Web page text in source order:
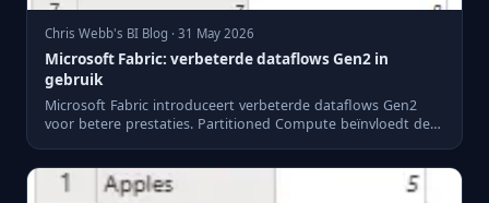
Chris Webb's BI Blog · 31 May 2026
Microsoft Fabric: verbeterde dataflows Gen2 in
gebruik
Microsoft Fabric introduceert verbeterde dataflows Gen2
voor betere prestaties. Partitioned Compute beïnvloedt de